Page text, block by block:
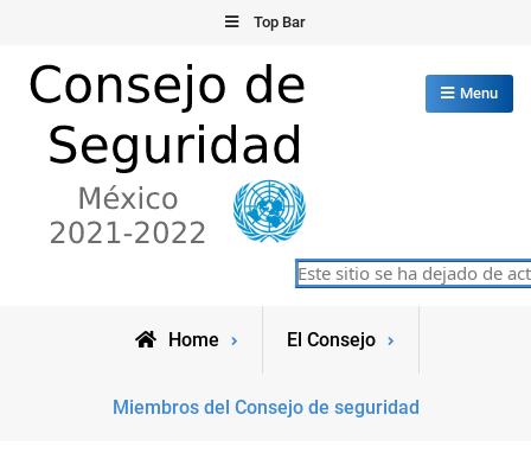
content
Top Bar
Consejo de Seguridad de las
Naciones Unidas
Menu
Este sitio se ha dejado de
Home El Consejo
Miembros del Consejo de seguridad